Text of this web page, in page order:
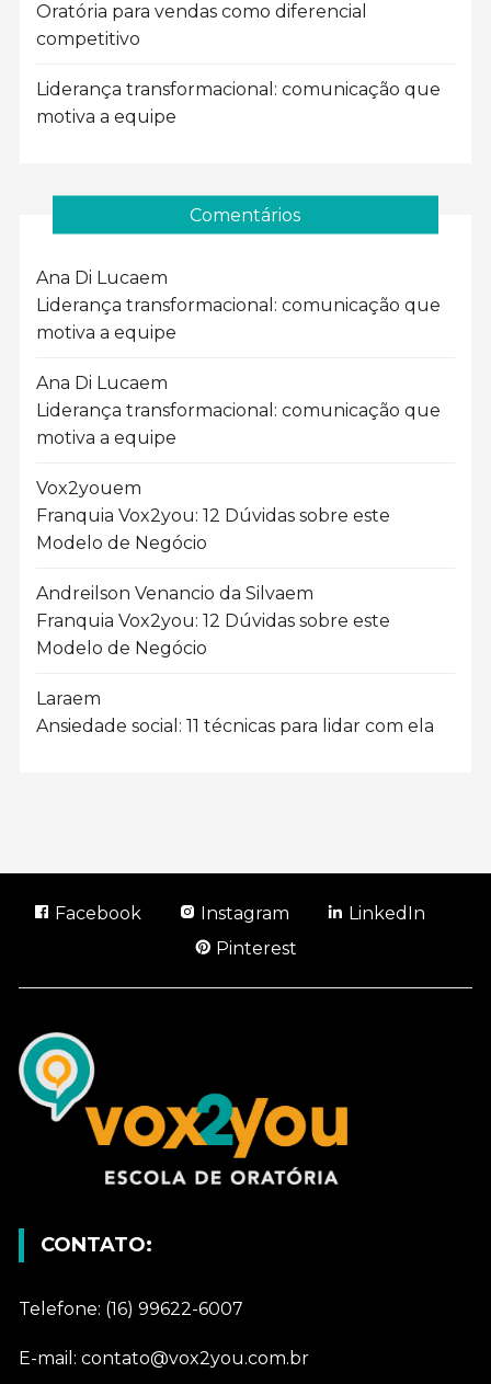
Oratória para vendas como diferencial
competitivo
Liderança transformacional: comunicação que
motiva a equipe
Comentários
Ana Di Lucaem
Liderança transformacional: comunicação que
motiva a equipe
Ana Di Lucaem
Liderança transformacional: comunicação que
motiva a equipe
Vox2youem
Franquia Vox2you: 12 Dúvidas sobre este
Modelo de Negócio
Andreilson Venancio da Silvaem
Franquia Vox2you: 12 Dúvidas sobre este
Modelo de Negócio
Laraem
Ansiedade social: 11 técnicas para lidar com ela
Facebook Instagram
LinkedIn
Pinterest
CONTATO:
Telefone: (16) 99622-6007
E-mail: contato@vox2you.com.br